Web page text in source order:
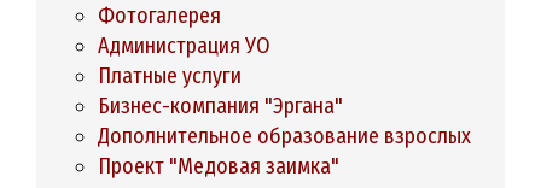
Фотогалерея
Администрация УО
Платные услуги
Бизнес-компания "Эргана"
Дополнительное образование взрослых
Проект "Медовая заимка"